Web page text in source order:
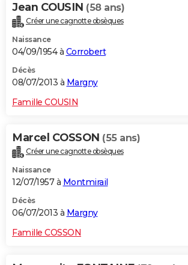
Jean COUSIN (58 ans)
Créer une cagnotte obsèques
Naissance
04/09/1954 à Corrobert
Décès
08/07/2013 à Margny
Famille COUSIN
Marcel COSSON (55 ans)
Créer une cagnotte obsèques
Naissance
12/07/1957 à Montmirail
Décès
06/07/2013 à Margny
Famille COSSON